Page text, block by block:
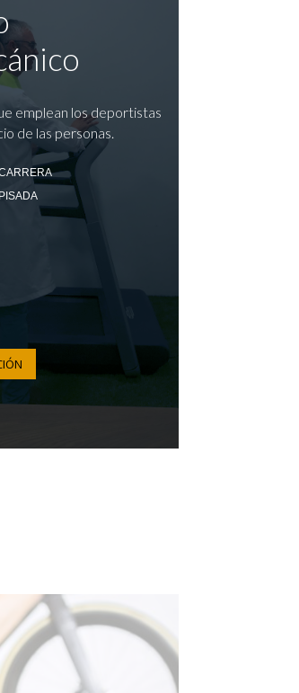
emplean los deportistas
de las personas.